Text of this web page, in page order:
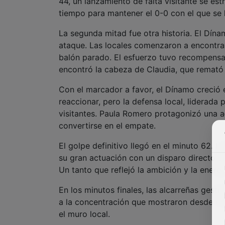
tiempo para mantener el 0-0 con el que se
La segunda mitad fue otra historia. El
ataque. Las locales comenzaron a
balón parado. El esfuerzo tuvo
encontró la cabeza de Claudia, que
Con el marcador a favor, el Dínamo
reaccionar, pero la defensa local, liderada
visitantes. Paula Romero protagonizó una
convertirse en el empate.
El golpe definitivo llegó en el minuto 62.
su gran actuación con un disparo directo
Un tanto que reflejó la ambición y la
En los minutos finales, las alcarreñas
a la concentración que mostraron desde
el muro local.